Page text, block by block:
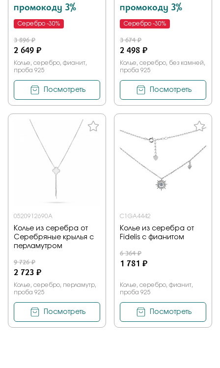
промокоду 3%
Серебро -30%
3 896 ₽
2 649 ₽
Колье, серебро, фианит,
проба 925
Посмотреть
промокоду 3%
Серебро -30%
3 674 ₽
2 498 ₽
Колье, серебро, без камней,
проба 925
Посмотреть
0520912690A
Колье из серебра от
Серебряные крылья с
перламутром
9 726 ₽
2 723 ₽
Колье, серебро, перламутр,
проба 925
Посмотреть
C1GA4442
Колье из серебра от
Fidelis с фианитом
6 364 ₽
1 781 ₽
Колье, серебро, фианит,
проба 925
Посмотреть